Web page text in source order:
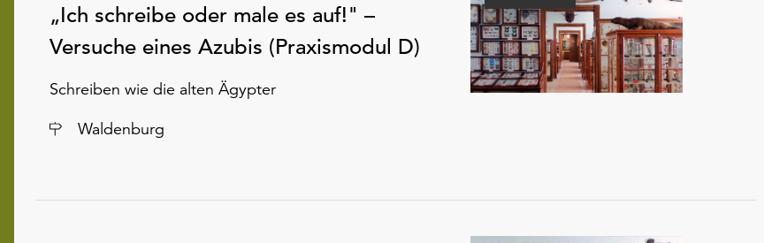
„Ich schreibe oder male es auf!" –
Versuche eines Azubis (Praxismodul D)
Schreiben wie die alten Ägypter
Ort
Waldenburg